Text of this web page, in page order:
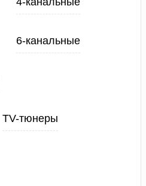
6-канальные
TV-тюнеры